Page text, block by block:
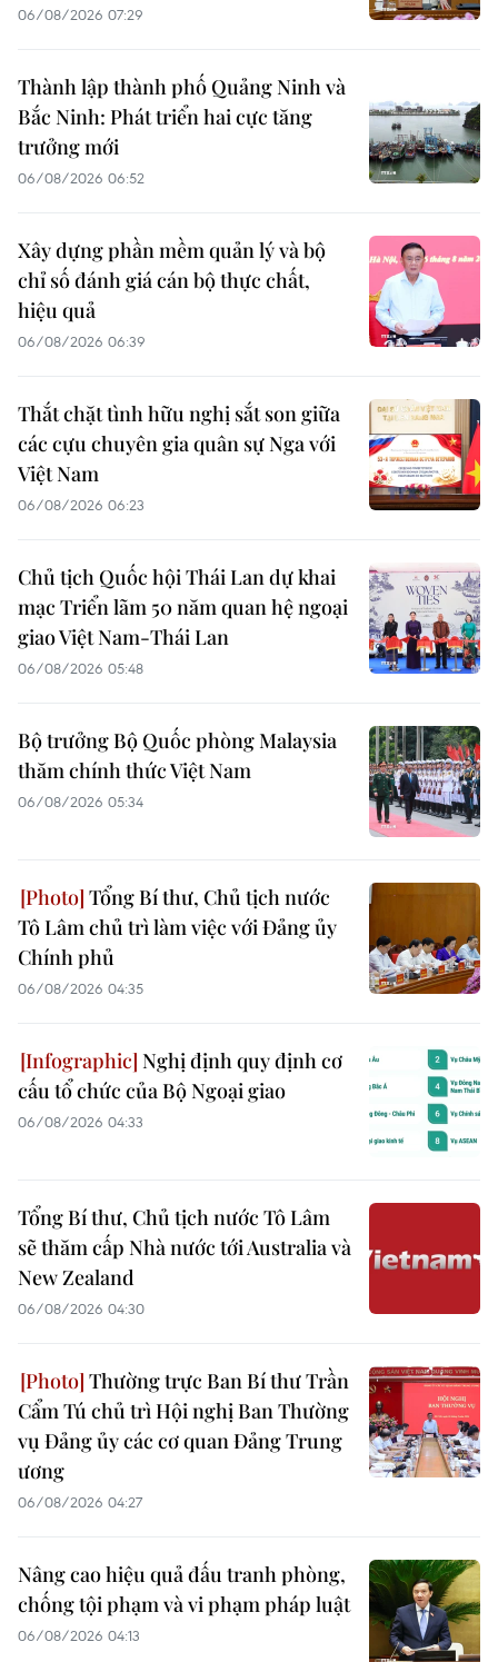
06/08/2026 07:29
Thành lập thành phố Quảng Ninh và
Bắc Ninh: Phát triển hai cực tăng
trưởng mới
06/08/2026 06:52
Xây dựng phần mềm quản lý và bộ
chỉ số đánh giá cán bộ thực chất,
hiệu quả
06/08/2026 06:39
Thắt chặt tình hữu nghị sắt son giữa
các cựu chuyên gia quân sự Nga với
Việt Nam
06/08/2026 06:23
Chủ tịch Quốc hội Thái Lan dự khai
mạc Triển lãm 50 năm quan hệ ngoại
giao Việt Nam-Thái Lan
06/08/2026 05:48
Bộ trưởng Bộ Quốc phòng Malaysia
thăm chính thức Việt Nam
06/08/2026 05:34
Tổng Bí thư, Chủ tịch nước
Tô Lâm chủ trì làm việc với Đảng ủy
Chính phủ
06/08/2026 04:35
Nghị định quy định cơ
cấu tổ chức của Bộ Ngoại giao
06/08/2026 04:33
Tổng Bí thư, Chủ tịch nước Tô Lâm
sẽ thăm cấp Nhà nước tới Australia và
New Zealand
06/08/2026 04:30
Thường trực Ban Bí thư Trần
Cẩm Tú chủ trì Hội nghị Ban Thường
vụ Đảng ủy các cơ quan Đảng Trung
ương
06/08/2026 04:27
Nâng cao hiệu quả đấu tranh phòng,
chống tội phạm và vi phạm pháp luật
06/08/2026 04:13